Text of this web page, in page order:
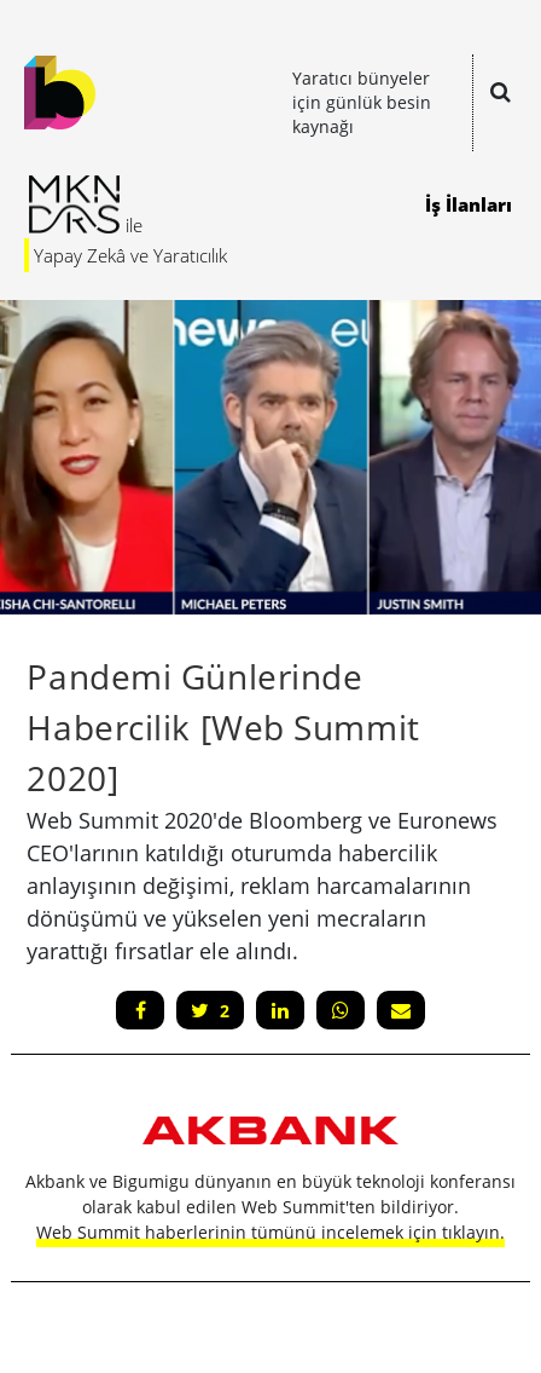
Yaratıcı bünyeler
için günlük besin
kaynağı
Yapay Zekâ ve Yaratıcılık
İş İlanları
Pandemi Günlerinde
Habercilik [Web Summit
2020]
Web Summit 2020'de Bloomberg ve Euronews
CEO'larının katıldığı oturumda habercilik
anlayışının değişimi, reklam harcamalarının
dönüşümü ve yükselen yeni mecraların
yarattığı fırsatlar ele alındı.
2
Akbank ve Bigumigu dünyanın en büyük teknoloji konferansı
olarak kabul edilen Web Summit'ten bildiriyor.
Web Summit haberlerinin tümünü incelemek için tıklayın.